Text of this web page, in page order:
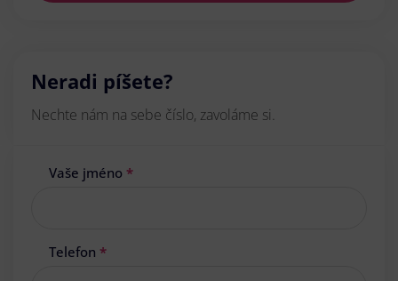
Neradi píšete?
Nechte nám na sebe číslo, zavoláme si.
Vaše jméno *
Telefon *